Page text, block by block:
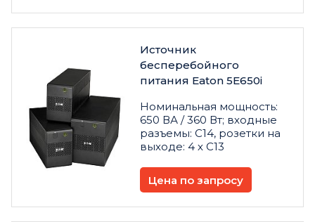
Источник
бесперебойного
питания Eaton 5E650i
Номинальная мощность:
650 ВА / 360 Вт; входные
разъемы: C14, розетки на
выходе: 4 х C13
Цена по запросу